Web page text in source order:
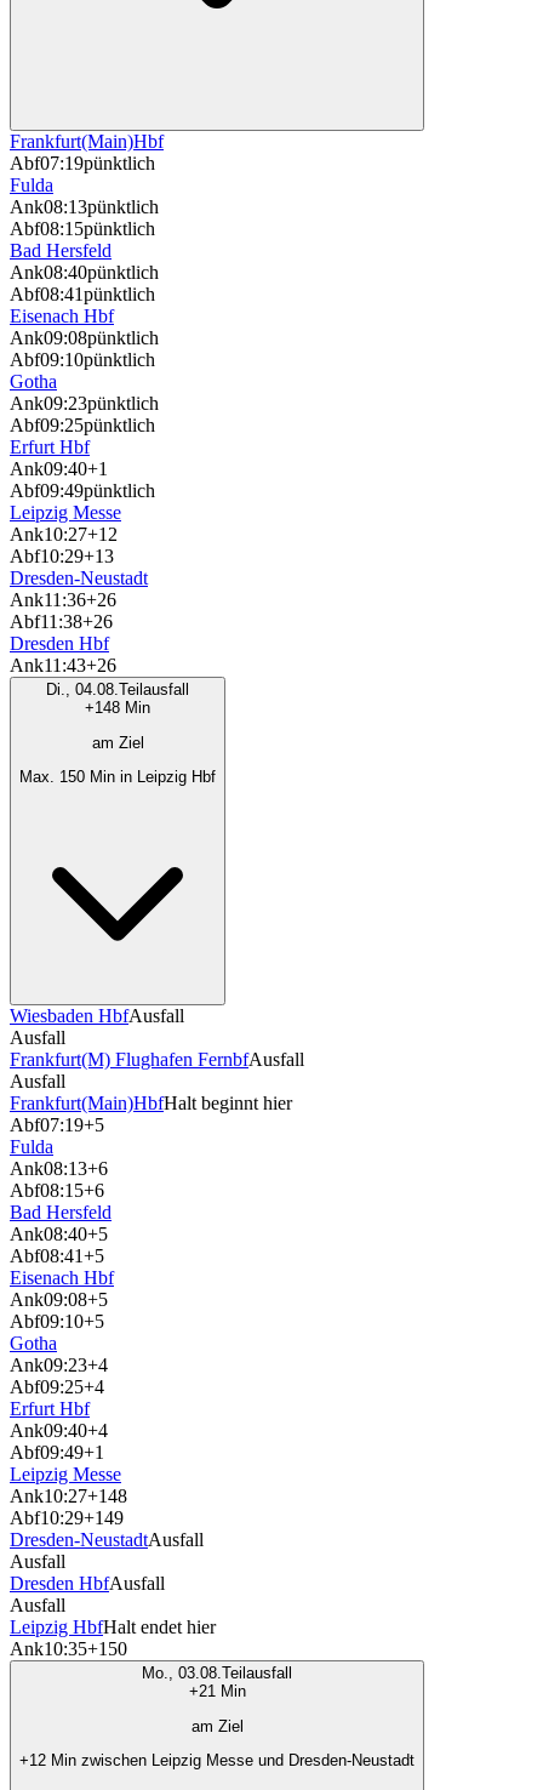
Frankfurt(Main)Hbf
Abf07:19pünktlich
Fulda
Ank08:13pünktlich
Abf08:15pünktlich
Bad Hersfeld
Ank08:40pünktlich
Abf08:41pünktlich
Eisenach Hbf
Ank09:08pünktlich
Abf09:10pünktlich
Gotha
Ank09:23pünktlich
Abf09:25pünktlich
Erfurt Hbf
Ank09:40+1
Abf09:49pünktlich
Leipzig Messe
Ank10:27+12
Abf10:29+13
Dresden-Neustadt
Ank11:36+26
Abf11:38+26
Dresden Hbf
Ank11:43+26
Di., 04.08.Teilausfall
+148 Min
am Ziel
Max. 150 Min in Leipzig Hbf
Wiesbaden HbfAusfall
Ausfall
Frankfurt(M) Flughafen FernbfAusfall
Ausfall
Frankfurt(Main)HbfHalt beginnt hier
Abf07:19+5
Fulda
Ank08:13+6
Abf08:15+6
Bad Hersfeld
Ank08:40+5
Abf08:41+5
Eisenach Hbf
Ank09:08+5
Abf09:10+5
Gotha
Ank09:23+4
Abf09:25+4
Erfurt Hbf
Ank09:40+4
Abf09:49+1
Leipzig Messe
Ank10:27+148
Abf10:29+149
Dresden-NeustadtAusfall
Ausfall
Dresden HbfAusfall
Ausfall
Leipzig HbfHalt endet hier
Ank10:35+150
Mo., 03.08.Teilausfall
+21 Min
am Ziel
+12 Min zwischen Leipzig Messe und Dresden-Neustadt